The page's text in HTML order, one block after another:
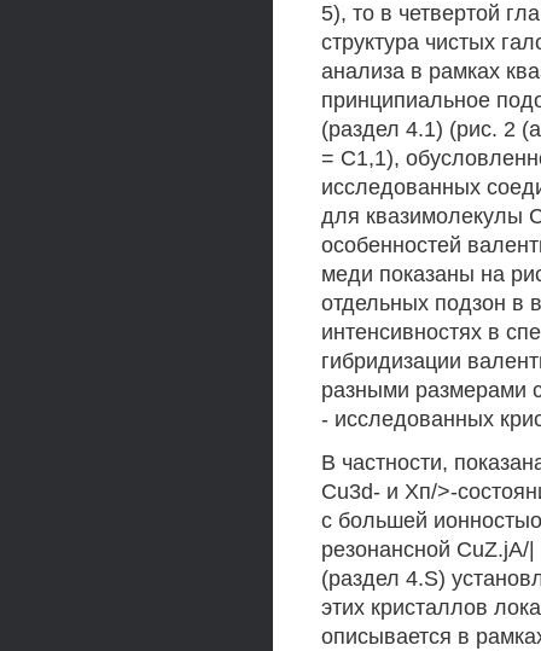
5), то в четвертой
структура чистых
анализа в рамках
принципиальное
(раздел 4.1) (рис. 2
= С1,1),
исследованных
для квазимолекулы
особенностей
меди показаны на
отдельных подзон в
интенсивностях в
гибридизации
разными размерами
- исследованных
В частности,
Cu3d- и Хп/>-
с большей
резонансной
(раздел 4.S)
этих кристаллов
описывается в